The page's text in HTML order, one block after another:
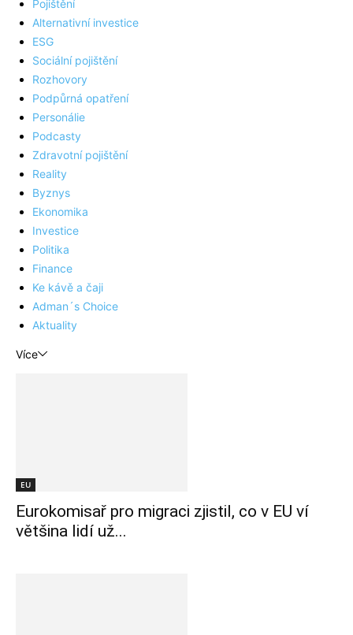
Pojištění
Alternativní investice
ESG
Sociální pojištění
Rozhovory
Podpůrná opatření
Personálie
Podcasty
Zdravotní pojištění
Reality
Byznys
Ekonomika
Investice
Politika
Finance
Ke kávě a čaji
Adman´s Choice
Aktuality
Více
EU
Eurokomisař pro migraci zjistil, co v EU ví
většina lidí už...